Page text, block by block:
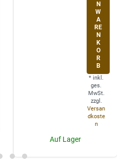
N
W
A
RE
N
K
O
R
B
* inkl.
ges.
MwSt.
zzgl.
Versan
dkoste
n
Auf Lager